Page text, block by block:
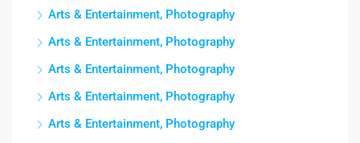
Arts & Entertainment, Photography
Arts & Entertainment, Photography
Arts & Entertainment, Photography
Arts & Entertainment, Photography
Arts & Entertainment, Photography